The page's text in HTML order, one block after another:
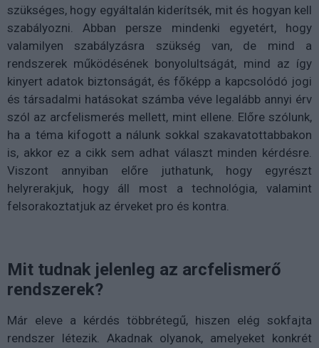
szükséges, hogy egyáltalán kiderítsék, mit és hogyan kell
szabályozni. Abban persze mindenki egyetért, hogy
valamilyen szabályzásra szükség van, de mind a
rendszerek működésének bonyolultságát, mind az így
kinyert adatok biztonságát, és főképp a kapcsolódó jogi
és társadalmi hatásokat számba véve legalább annyi érv
szól az arcfelismerés mellett, mint ellene. Előre szólunk,
ha a téma kifogott a nálunk sokkal szakavatottabbakon
is, akkor ez a cikk sem adhat választ minden kérdésre.
Viszont annyiban előre juthatunk, hogy egyrészt
helyrerakjuk, hogy áll most a technológia, valamint
felsorakoztatjuk az érveket pro és kontra.
Mit tudnak jelenleg az arcfelismerő
rendszerek?
Már eleve a kérdés többrétegű, hiszen elég sokfajta
rendszer létezik. Akadnak olyanok, amelyeket konkrét